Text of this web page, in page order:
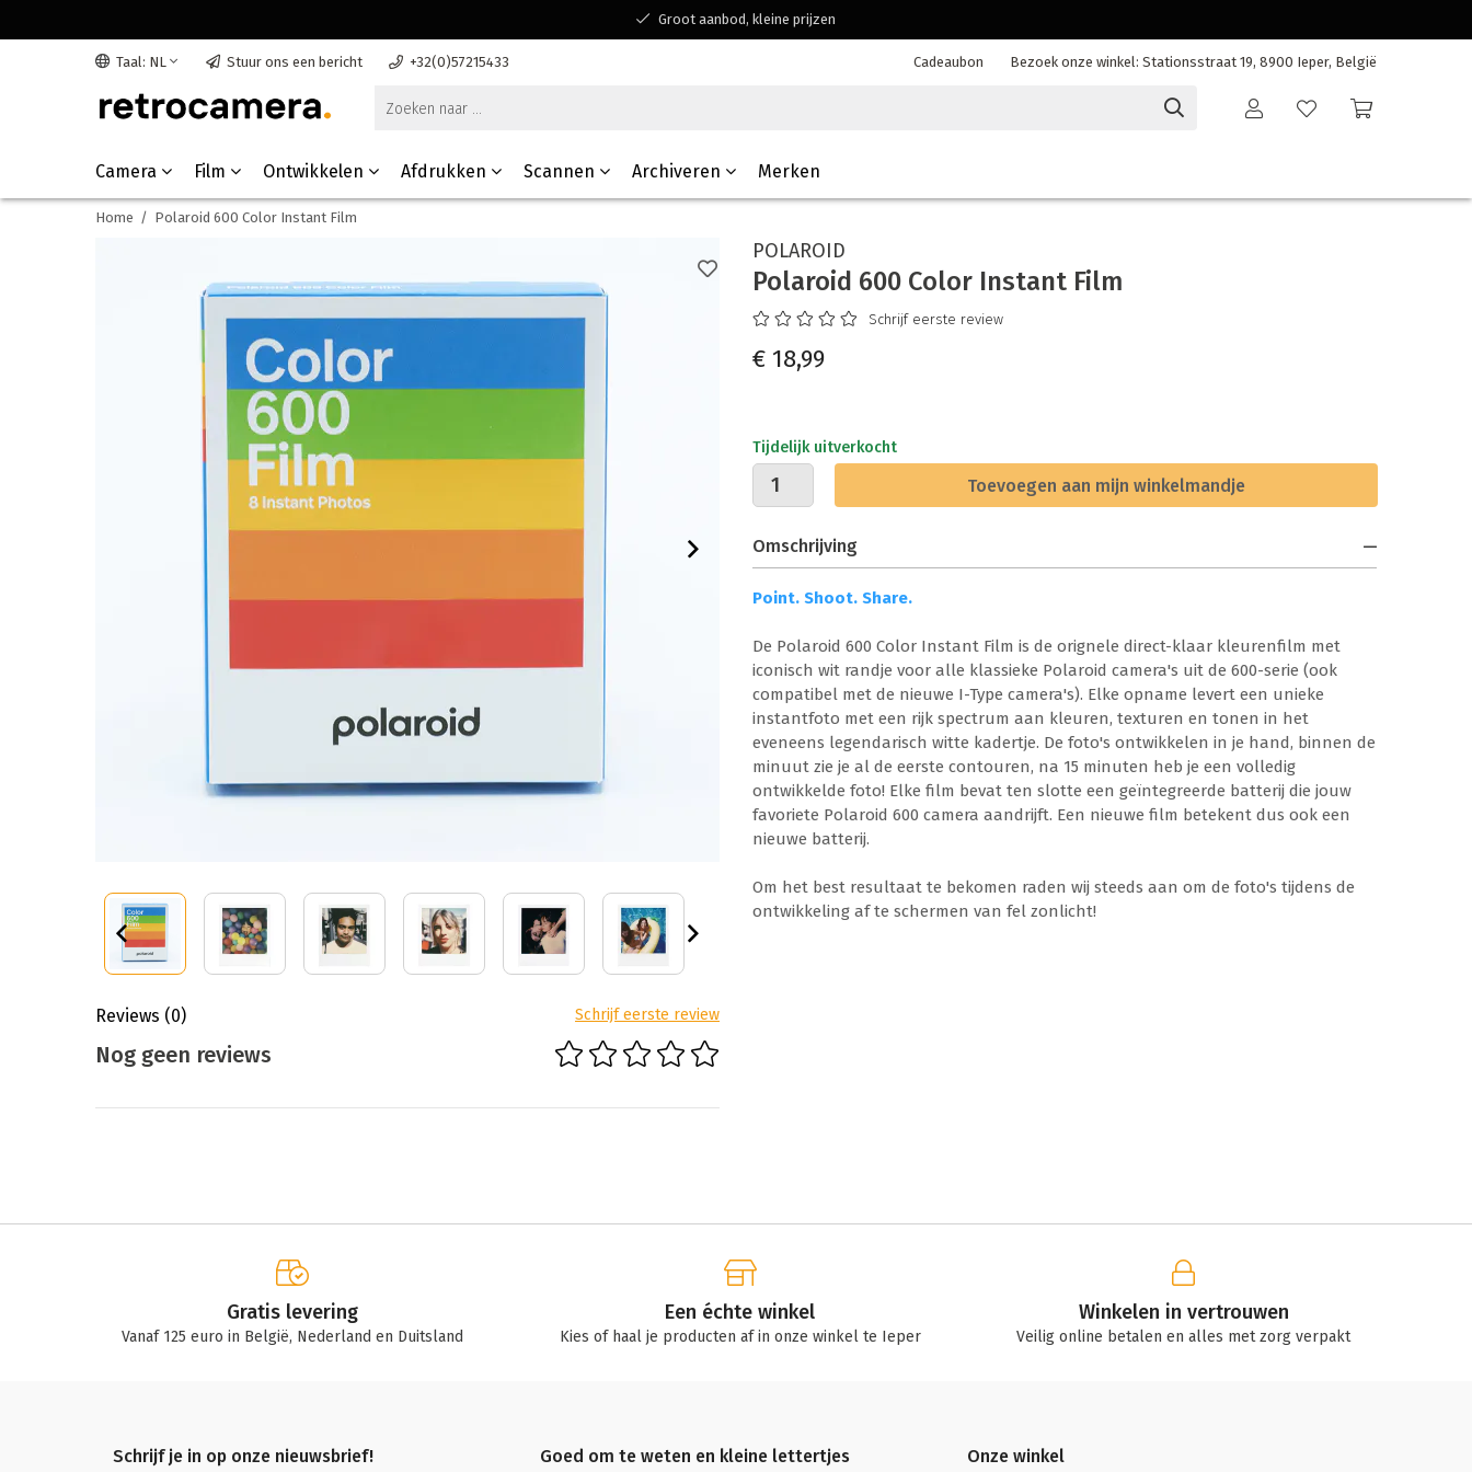
Groot aanbod, kleine prijzen
Taal: NL Stuur ons een bericht +32(0)57215433 Cadeaubon Bezoek onze winkel: Stationsstraat 19, 8900 Ieper, België
Camera Film Ontwikkelen Afdrukken Scannen Archiveren Merken
Home / Polaroid 600 Color Instant Film
Reviews (0) Schrijf eerste review
Nog geen reviews
POLAROID
Polaroid 600 Color Instant Film
Schrijf eerste review
€ 18,99
Tijdelijk uitverkocht
Toevoegen aan mijn winkelmandje
Omschrijving
Point. Shoot. Share.
De Polaroid 600 Color Instant Film is de orignele direct-klaar kleurenfilm met
iconisch wit randje voor alle klassieke Polaroid camera's uit de 600-serie (ook
compatibel met de nieuwe I-Type camera's). Elke opname levert een unieke
instantfoto met een rijk spectrum aan kleuren, texturen en tonen in het
eveneens legendarisch witte kadertje. De foto's ontwikkelen in je hand, binnen de
minuut zie je al de eerste contouren, na 15 minuten heb je een volledig
ontwikkelde foto! Elke film bevat ten slotte een geïntegreerde batterij die jouw
favoriete Polaroid 600 camera aandrijft. Een nieuwe film betekent dus ook een
nieuwe batterij.
Om het best resultaat te bekomen raden wij steeds aan om de foto's tijdens de
ontwikkeling af te schermen van fel zonlicht!
Gratis levering
Vanaf 125 euro in België, Nederland en Duitsland
Een échte winkel
Kies of haal je producten af in onze winkel te Ieper
Winkelen in vertrouwen
Veilig online betalen en alles met zorg verpakt
Schrijf je in op onze nieuwsbrief! Goed om te weten en kleine lettertjes Onze winkel